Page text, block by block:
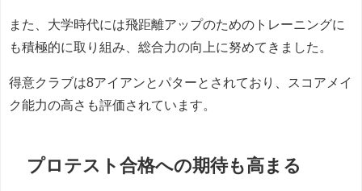
また、大学時代には飛距離アップのためのトレーニングに
も積極的に取り組み、総合力の向上に努めてきました。
得意クラブは8アイアンとパターとされており、スコアメイ
ク能力の高さも評価されています。
プロテスト合格への期待も高まる